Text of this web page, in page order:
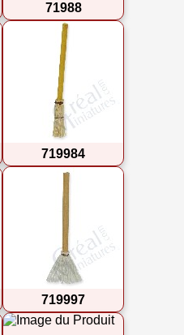
71988
719984
719997